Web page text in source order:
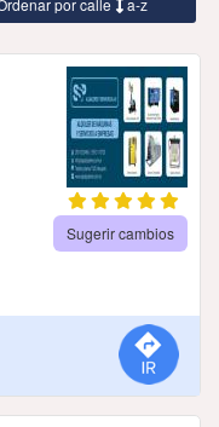
por calle a-z
Sugerir cambios